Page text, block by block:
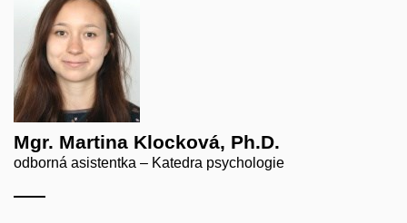
Mgr. Martina Klocková, Ph.D.
odborná asistentka – Katedra psychologie